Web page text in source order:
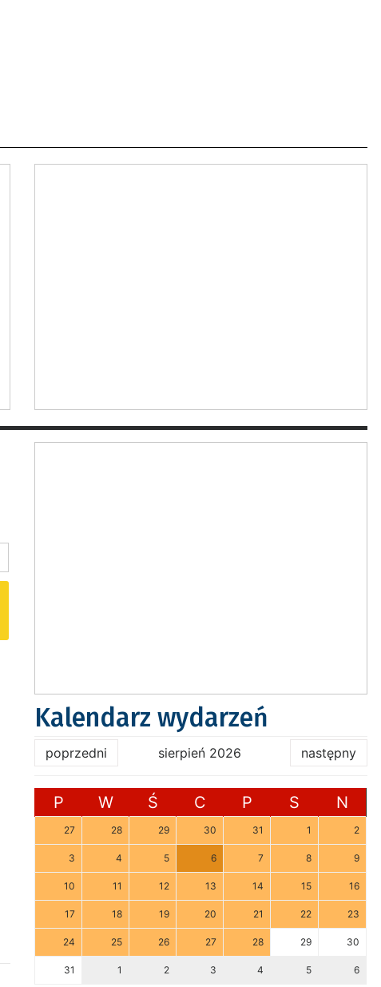
Kalendarz wydarzeń
poprzedni sierpień 2026 następny
P W Ś C P S N
27 28 29 30 31 1 2
3 4 5 6 7 8 9
10 11 12 13 14 15 16
17 18 19 20 21 22 23
24 25 26 27 28 29 30
31 1 2 3 4 5 6